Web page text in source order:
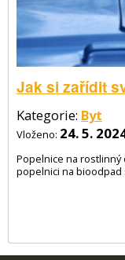
Jak si zařídit
Kategorie: Byt
Vloženo: 24. 5.
Popelnice na rostlinný
popelnici na bioodpad